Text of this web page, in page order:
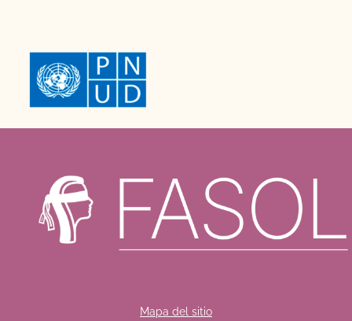
Mapa del sitio